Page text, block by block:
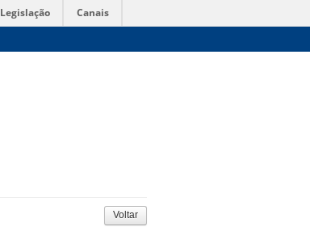
Legislação Canais
Voltar